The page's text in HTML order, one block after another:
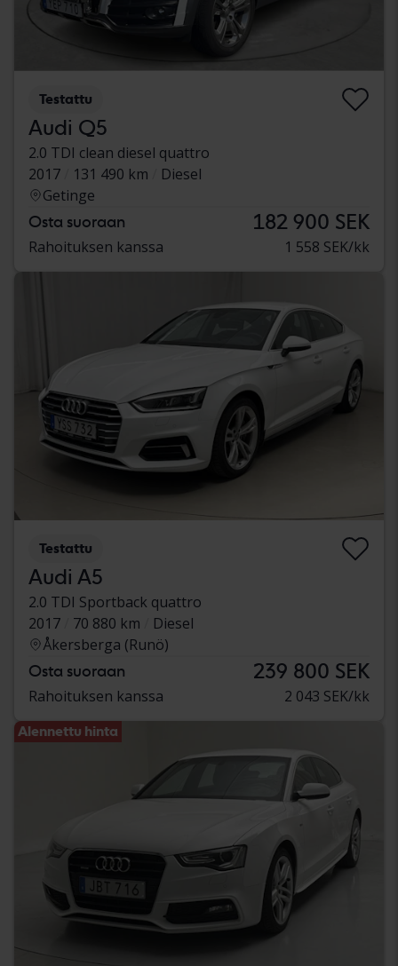
Testattu
Audi Q5
2.0 TDI clean diesel quattro
2017
131 490 km
Diesel
Getinge
Osta suoraan 182 900 SEK
Rahoituksen kanssa 1 558 SEK/kk
Testattu
Audi A5
2.0 TDI Sportback quattro
2017
70 880 km
Diesel
Åkersberga (Runö)
Osta suoraan 239 800 SEK
Rahoituksen kanssa 2 043 SEK/kk
Alennettu hinta